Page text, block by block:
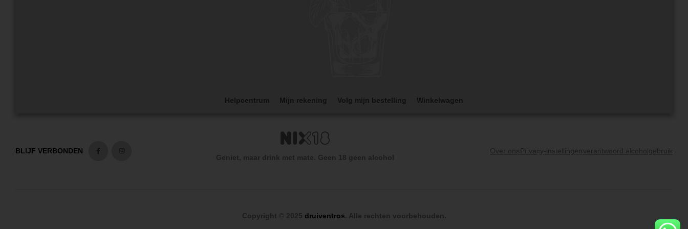
Helpcentrum Mijn rekening Volg mijn bestelling Winkelwagen
BLIJF VERBONDEN
Geniet, maar drink met mate. Geen 18 geen alcohol
Over ons Privacy-instellingen verantwoord alcoholgebruik
Copyright © 2025 druiventros. Alle rechten voorbehouden.